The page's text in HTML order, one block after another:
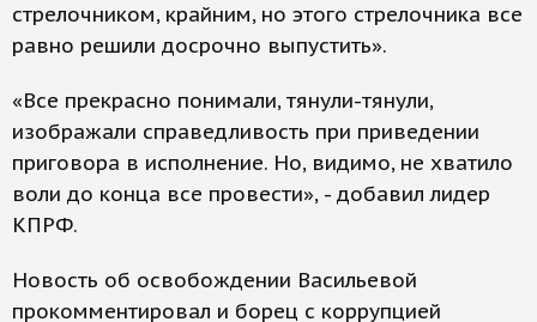
стрелочником, крайним, но этого стрелочника все
равно решили досрочно выпустить».
«Все прекрасно понимали, тянули-тянули,
изображали справедливость при приведении
приговора в исполнение. Но, видимо, не хватило
воли до конца все провести», - добавил лидер
КПРФ.
Новость об освобождении Васильевой
прокомментировал и борец с коррупцией